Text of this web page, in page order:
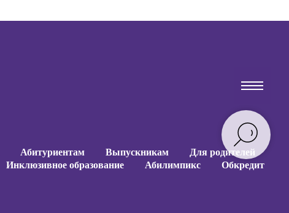
Абитуриентам Выпускникам
Для родителей
Инклюзивное образование Абилимпикс Обкредит
Обкредит